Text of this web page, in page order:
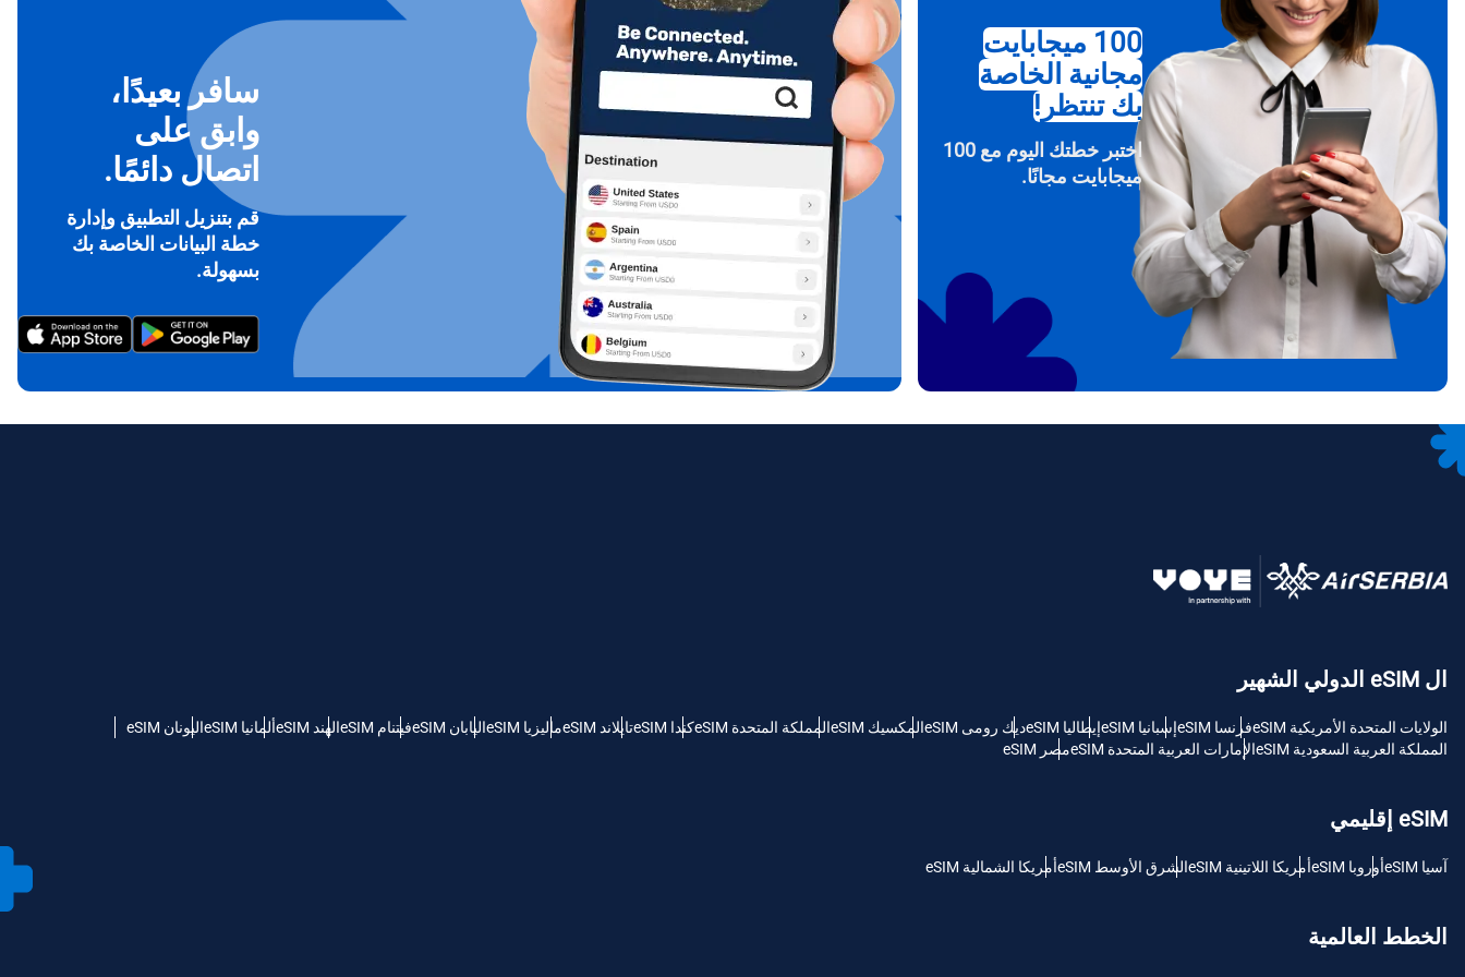
100 ميجابايت
مجانية الخاصة
بك تنتظر!
اختبر خطتك اليوم مع 100
ميجابايت مجانًا.
سافر بعيدًا،
وابق على
اتصال دائمًا.
قم بتنزيل التطبيق وإدارة
خطة البيانات الخاصة بك
بسهولة.
ال eSIM الدولي الشهير
الولايات المتحدة الأمريكية eSIM فرنسا eSIM إسبانيا eSIM إيطاليا eSIM ديك رومى eSIM المكسيك eSIM المملكة المتحدة eSIM كندا eSIM تايلاند eSIM ماليزيا eSIM اليابان eSIM فيتنام eSIM الهند eSIM ألمانيا eSIM
اليونان eSIM
المملكة العربية السعودية eSIM
الإمارات العربية المتحدة eSIM مصر eSIM
eSIM إقليمي
آسيا eSIM أوروبا eSIM أمريكا اللاتينية eSIM الشرق الأوسط eSIM أمريكا الشمالية eSIM
الخطط العالمية
Español
简体中文
Français
עברית
USD - دولار امريكي (الولايات المتحدة).
SGD - الدولار السنغافوري
THB - البات التايلندي